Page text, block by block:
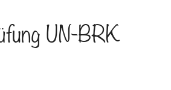
UN-BRK